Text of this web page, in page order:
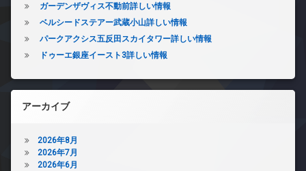
ガーデンザヴィス不動前詳しい情報
ベルシードステアー武蔵小山詳しい情報
パークアクシス五反田スカイタワー詳しい情報
ドゥーエ銀座イースト3詳しい情報
アーカイブ
2026年8月
2026年7月
2026年6月